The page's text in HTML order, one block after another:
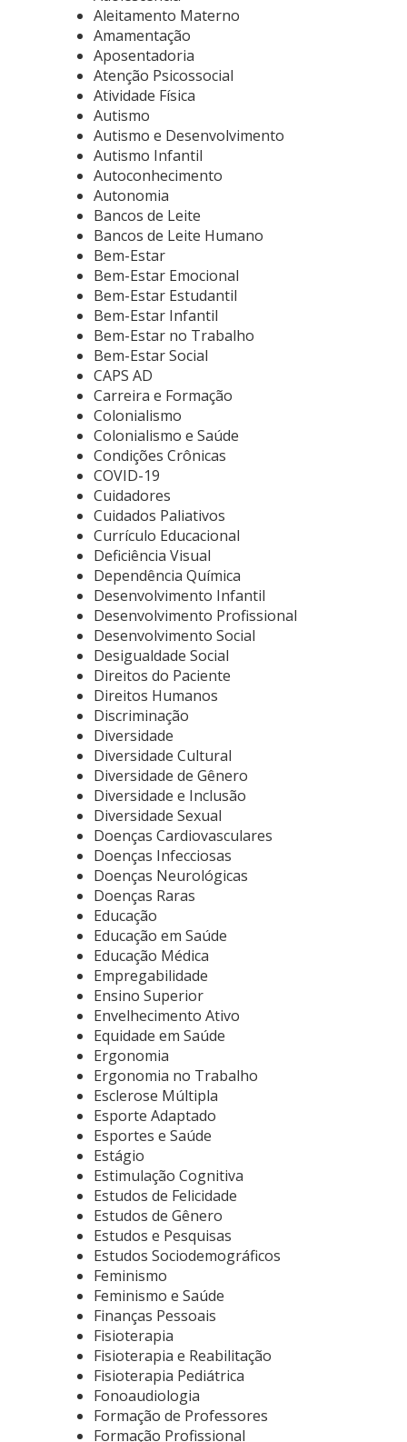
Aleitamento Materno
Amamentação
Aposentadoria
Atenção Psicossocial
Atividade Física
Autismo
Autismo e Desenvolvimento
Autismo Infantil
Autoconhecimento
Autonomia
Bancos de Leite
Bancos de Leite Humano
Bem-Estar
Bem-Estar Emocional
Bem-Estar Estudantil
Bem-Estar Infantil
Bem-Estar no Trabalho
Bem-Estar Social
CAPS AD
Carreira e Formação
Colonialismo
Colonialismo e Saúde
Condições Crônicas
COVID-19
Cuidadores
Cuidados Paliativos
Currículo Educacional
Deficiência Visual
Dependência Química
Desenvolvimento Infantil
Desenvolvimento Profissional
Desenvolvimento Social
Desigualdade Social
Direitos do Paciente
Direitos Humanos
Discriminação
Diversidade
Diversidade Cultural
Diversidade de Gênero
Diversidade e Inclusão
Diversidade Sexual
Doenças Cardiovasculares
Doenças Infecciosas
Doenças Neurológicas
Doenças Raras
Educação
Educação em Saúde
Educação Médica
Empregabilidade
Ensino Superior
Envelhecimento Ativo
Equidade em Saúde
Ergonomia
Ergonomia no Trabalho
Esclerose Múltipla
Esporte Adaptado
Esportes e Saúde
Estágio
Estimulação Cognitiva
Estudos de Felicidade
Estudos de Gênero
Estudos e Pesquisas
Estudos Sociodemográficos
Feminismo
Feminismo e Saúde
Finanças Pessoais
Fisioterapia
Fisioterapia e Reabilitação
Fisioterapia Pediátrica
Fonoaudiologia
Formação de Professores
Formação Profissional